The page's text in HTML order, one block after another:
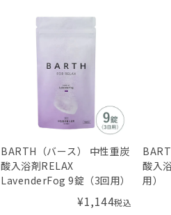
BARTH（バース） 中性重炭
酸入浴剤RELAX
LavenderFog 9錠（3回用）
¥1,144税込
酸入
用）